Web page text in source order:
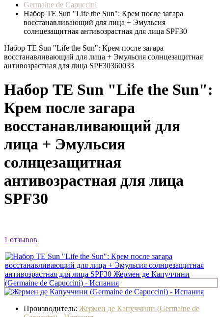
Germaine de Capuccini
Набор TE Sun "Life the Sun": Крем после загара
восстанавливающий для лица + Эмульсия
солнцезащитная антивозрастная для лица SPF30
Набор TE Sun "Life the Sun": Крем после загара
восстанавливающий для лица + Эмульсия солнцезащитная
антивозрастная для лица SPF30360033
Набор TE Sun "Life the Sun":
Крем после загара
восстанавливающий для
лица + Эмульсия
солнцезащитная
антивозрастная для лица
SPF30
1 отзывов
Производитель: Жермен де Капуччини (Germaine de